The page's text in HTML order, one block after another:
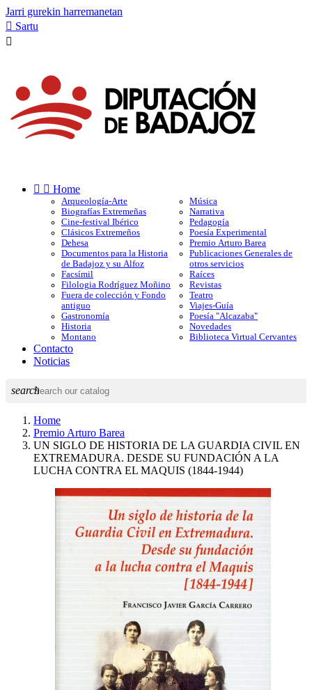
Jarri gurekin harremanetan
 Sartu

  Home
Arqueología-Arte
Biografías Extremeñas
Cine-festival Ibérico
Clásicos Extremeños
Dehesa
Documentos para la Historia
de Badajoz y su Alfoz
Facsímil
Filologia Rodríguez Moñino
Fuera de colección y Fondo
antiguo
Gastronomía
Historia
Montano
Música
Narrativa
Pedagogía
Poesía Experimental
Premio Arturo Barea
Publicaciones Generales de
otros servicios
Raíces
Revistas
Teatro
Viajes-Guía
Poesía "Alcazaba"
Novedades
Biblioteca Virtual Cervantes
Contacto
Noticias
search
Home
Premio Arturo Barea
UN SIGLO DE HISTORIA DE LA GUARDIA CIVIL EN
EXTREMADURA. DESDE SU FUNDACIÓN A LA
LUCHA CONTRA EL MAQUIS (1844-1944)